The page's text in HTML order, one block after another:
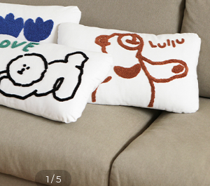
1 /5